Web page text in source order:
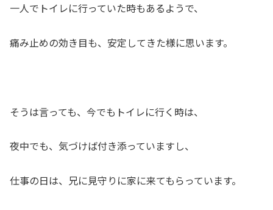
一人でトイレに行っていた時もあるようで、
痛み止めの効き目も、安定してきた様に思います。
そうは言っても、今でもトイレに行く時は、
夜中でも、気づけば付き添っていますし、
仕事の日は、兄に見守りに家に来てもらっています。